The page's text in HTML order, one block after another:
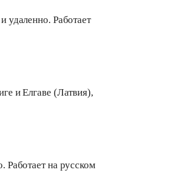
удаленно. Работает
и Елгаве (Латвия),
Работает на русском